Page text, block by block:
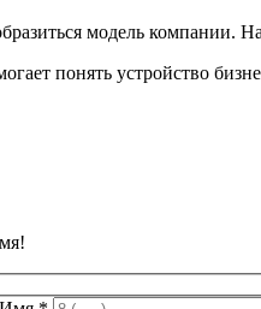
модель компании.
понять устройство